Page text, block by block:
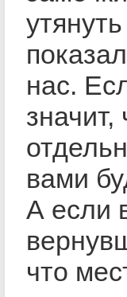
нас.
вами
А если
что